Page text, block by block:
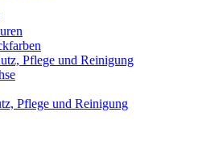
Pflege und Reinigung
Pflege und Reinigung